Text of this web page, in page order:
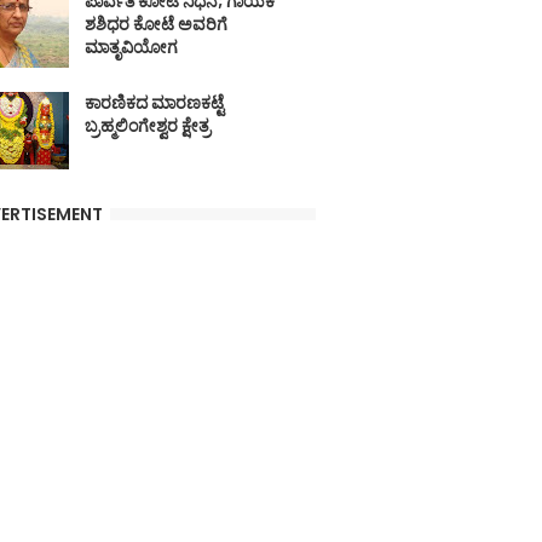
ಶಶಿಧರ ಕೋಟೆ ಅವರಿಗೆ
ಮಾತೃವಿಯೋಗ
ಕಾರಣಿಕದ ಮಾರಣಕಟ್ಟೆ
ಬ್ರಹ್ಮಲಿಂಗೇಶ್ವರ ಕ್ಷೇತ್ರ